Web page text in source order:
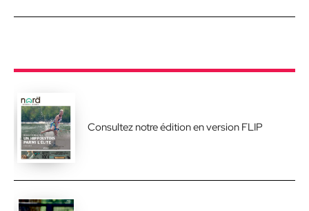
Consultez notre édition en version FLIP